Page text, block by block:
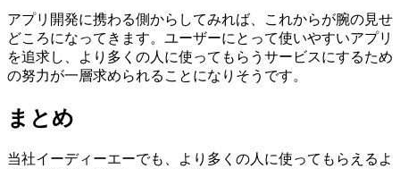
アプリ開発に携わる側からしてみれば、これからが腕の見せ
どころになってきます。ユーザーにとって使いやすいアプリ
を追求し、より多くの人に使ってもらうサービスにするため
の努力が一層求められることになりそうです。
まとめ
当社イーディーエーでも、より多くの人に使ってもらえるよ